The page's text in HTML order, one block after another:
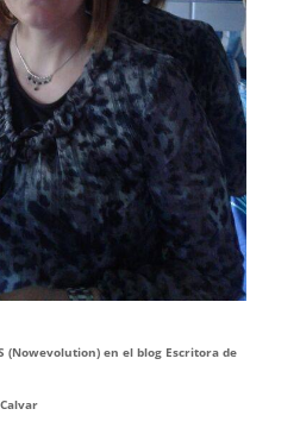
(Nowevolution) en el blog Escritora de